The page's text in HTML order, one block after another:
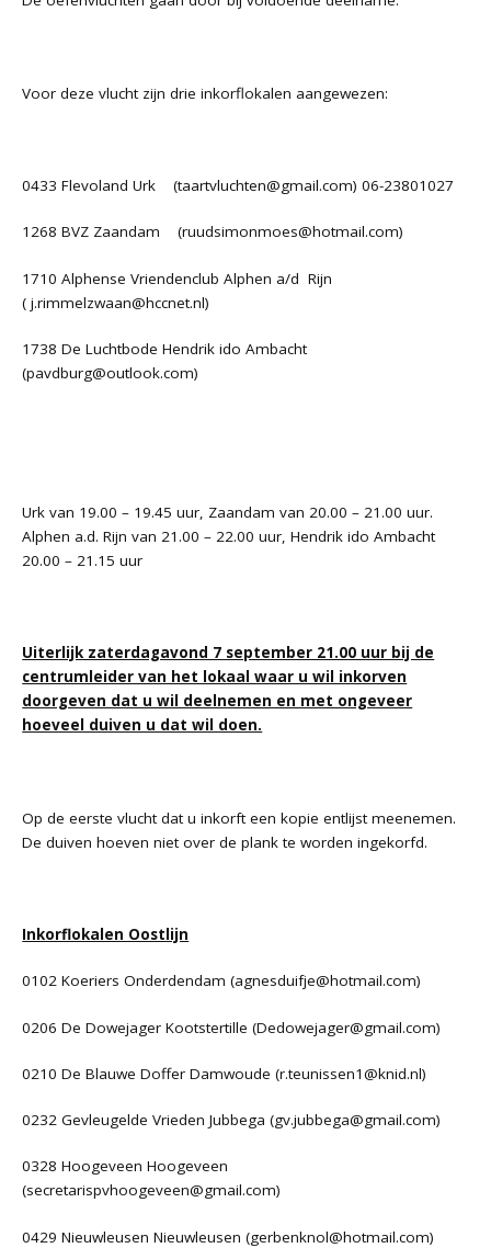
Voor deze vlucht zijn drie inkorflokalen aangewezen:
0433 Flevoland Urk (taartvluchten@gmail.com) 06-23801027
1268 BVZ Zaandam (ruudsimonmoes@hotmail.com)
1710 Alphense Vriendenclub Alphen a/d Rijn
(j.rimmelzwaan@hccnet.nl)
1738 De Luchtbode Hendrik ido Ambacht
(pavdburg@outlook.com)
Urk van 19.00 – 19.45 uur, Zaandam van 20.00 – 21.00 uur.
Alphen a.d. Rijn van 21.00 – 22.00 uur, Hendrik ido Ambacht
20.00 – 21.15 uur
Uiterlijk zaterdagavond 7 september 21.00 uur bij de
centrumleider van het lokaal waar u wil inkorven
doorgeven dat u wil deelnemen en met ongeveer
hoeveel duiven u dat wil doen.
Op de eerste vlucht dat u inkorft een kopie entlijst meenemen.
De duiven hoeven niet over de plank te worden ingekorfd.
Inkorflokalen Oostlijn
0102 Koeriers Onderdendam (agnesduifje@hotmail.com)
0206 De Dowejager Kootstertille (Dedowejager@gmail.com)
0210 De Blauwe Doffer Damwoude (r.teunissen1@knid.nl)
0232 Gevleugelde Vrieden Jubbega (gv.jubbega@gmail.com)
0328 Hoogeveen Hoogeveen
(secretarispvhoogeveen@gmail.com)
0429 Nieuwleusen Nieuwleusen (gerbenknol@hotmail.com)